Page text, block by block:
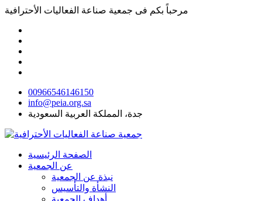
مرحباً بكم فى جمعية صناعة الفعاليات الأحترافية
00966546146150
info@peia.org.sa
جدة، المملكة العربية السعودية
الصفحة الرئيسية
عن الجمعية
نبذة عن الجمعية
النشأة والتأسيس
أهداف الجمعية